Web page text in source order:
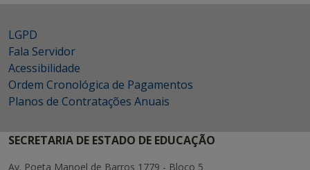
LGPD
Fala Servidor
Acessibilidade
Ordem Cronológica de Pagamentos
Planos de Contratações Anuais
SECRETARIA DE ESTADO DE EDUCAÇÃO
Av. Poeta Manoel de Barros 1779 - Bloco 5